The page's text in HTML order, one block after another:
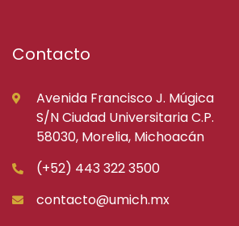
Contacto
Avenida Francisco J. Múgica
S/N Ciudad Universitaria C.P.
58030, Morelia, Michoacán
(+52) 443 322 3500
contacto@umich.mx